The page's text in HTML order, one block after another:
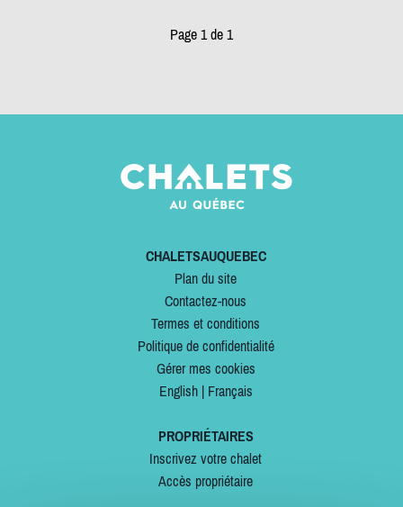
Page 1 de 1
CHALETSAUQUEBEC
Plan du site
Contactez-nous
Termes et conditions
Politique de confidentialité
Gérer mes cookies
English| Français
PROPRIÉTAIRES
Inscrivez votre chalet
Accès propriétaire